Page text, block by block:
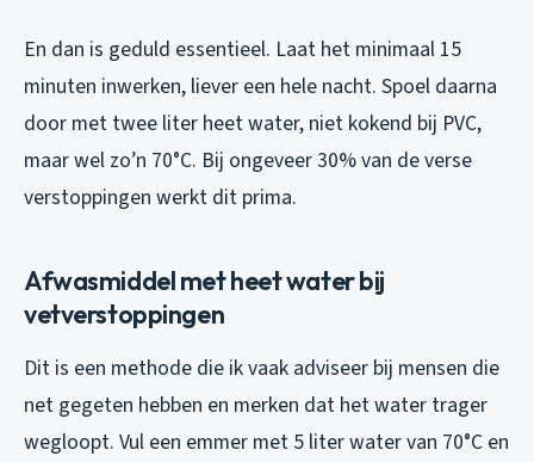
En dan is geduld essentieel. Laat het minimaal 15
minuten inwerken, liever een hele nacht. Spoel daarna
door met twee liter heet water, niet kokend bij PVC,
maar wel zo’n 70°C. Bij ongeveer 30% van de verse
verstoppingen werkt dit prima.
Afwasmiddel met heet water bij
vetverstoppingen
Dit is een methode die ik vaak adviseer bij mensen die
net gegeten hebben en merken dat het water trager
wegloopt. Vul een emmer met 5 liter water van 70°C en